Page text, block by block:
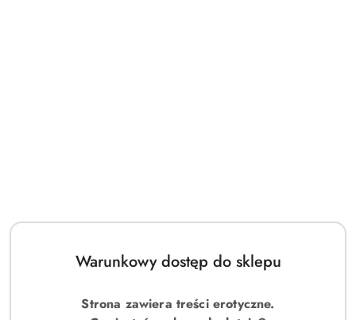
Warunkowy dostęp do sklepu
Strona zawiera treści erotyczne.